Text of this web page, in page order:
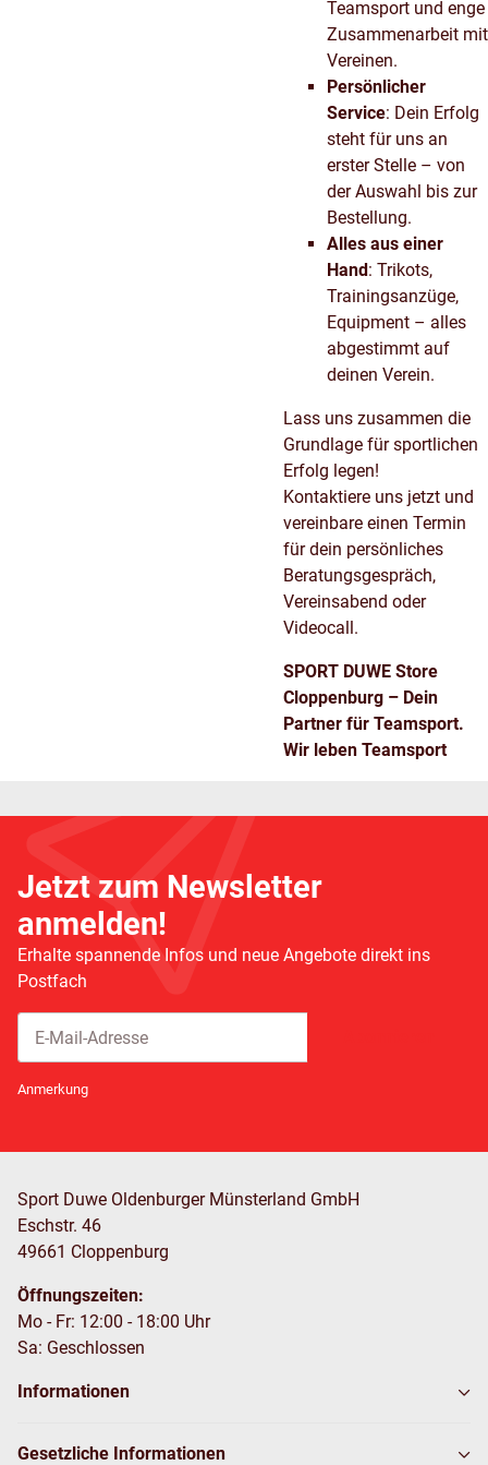
Teamsport und enge
Zusammenarbeit mit
Vereinen.
Persönlicher
Service: Dein Erfolg
steht für uns an
erster Stelle – von
der Auswahl bis zur
Bestellung.
Alles aus einer
Hand: Trikots,
Trainingsanzüge,
Equipment – alles
abgestimmt auf
deinen Verein.
Lass uns zusammen die
Grundlage für sportlichen
Erfolg legen!
Kontaktiere uns jetzt und
vereinbare einen Termin
für dein persönliches
Beratungsgespräch,
Vereinsabend oder
Videocall.
SPORT DUWE Store
Cloppenburg – Dein
Partner für Teamsport.
Wir leben Teamsport
Jetzt zum Newsletter
anmelden!
Erhalte spannende Infos und neue Angebote direkt ins
Postfach
Anmerkung
Sport Duwe Oldenburger Münsterland GmbH
Eschstr. 46
49661 Cloppenburg
Öffnungszeiten:
Mo - Fr: 12:00 - 18:00 Uhr
Sa: Geschlossen
Informationen
Gesetzliche Informationen